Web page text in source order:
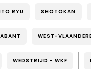
RYU SHOTOKAN
WEST-
WEDSTRIJD - WKF